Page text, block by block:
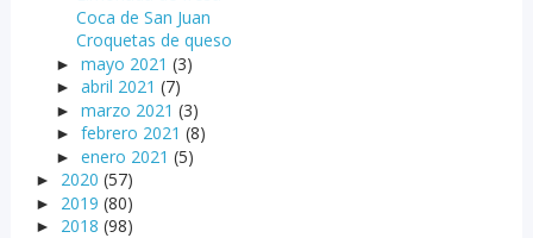
Coca de San Juan
Croquetas de queso
► mayo 2021 (3)
► abril 2021 (7)
► marzo 2021 (3)
► febrero 2021 (8)
► enero 2021 (5)
► 2020 (57)
► 2019 (80)
► 2018 (98)